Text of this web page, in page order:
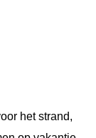
het strand,